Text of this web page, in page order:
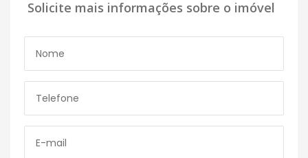
Solicite mais informações sobre o imóvel